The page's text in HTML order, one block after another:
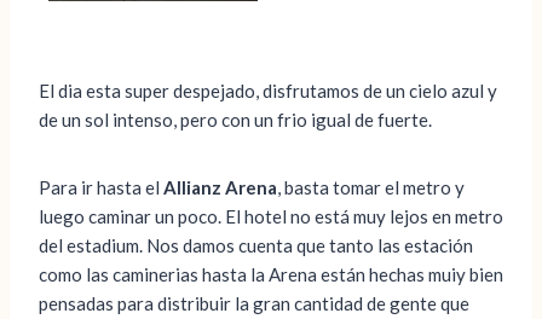
El dia esta super despejado, disfrutamos de un cielo azul y
de un sol intenso, pero con un frio igual de fuerte.
Para ir hasta el Allianz Arena , basta tomar el metro y
luego caminar un poco. El hotel no está muy lejos en metro
del estadium. Nos damos cuenta que tanto las estación
como las caminerias hasta la Arena están hechas muiy bien
pensadas para distribuir la gran cantidad de gente que